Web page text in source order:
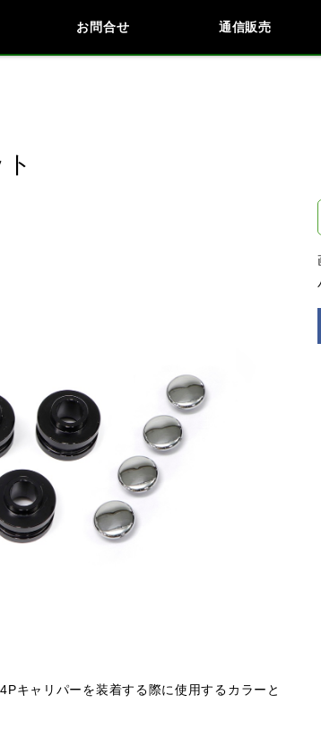
お問合せ 通信販売
キャリパーを装着する際に使用するカラーと